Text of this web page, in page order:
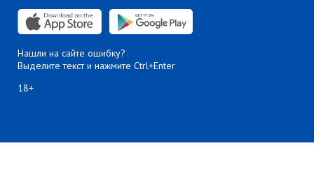
Нашли на сайте ошибку?
Выделите текст и нажмите Ctrl+Enter
18+